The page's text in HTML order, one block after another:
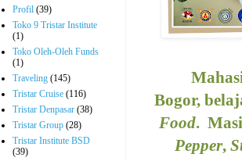
Bogor,
Food.
Pepper,
Profil (39)
Toko 9 Tristar Institute
(1)
Toko Oleh-Oleh Funds
(1)
Traveling (145)
Tristar Cruise (116)
Tristar Denpasar (38)
Tristar Group (28)
Tristar Institute BSD
(39)